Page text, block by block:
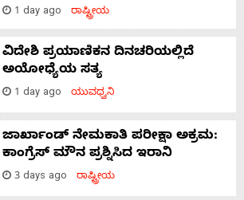
1 day ago ರಾಷ್ಟ್ರೀಯ
ವಿದೇಶಿ ಪ್ರಯಾಣಿಕನ ದಿನಚರಿಯಲ್ಲಿದೆ
ಅಯೋಧ್ಯೆಯ ಸತ್ಯ
1 day ago ಯುವಧ್ವನಿ
ಜಾರ್ಖಾಂಡ್‌ ನೇಮಕಾತಿ ಪರೀಕ್ಷಾ ಅಕ್ರಮ:
ಕಾಂಗ್ರೆಸ್‌ ಮೌನ ಪ್ರಶ್ನಿಸಿದ ಇರಾನಿ
3 days ago ರಾಷ್ಟ್ರೀಯ